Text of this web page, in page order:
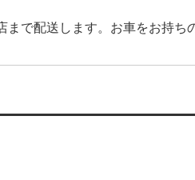
で配送します。お車をお持ち